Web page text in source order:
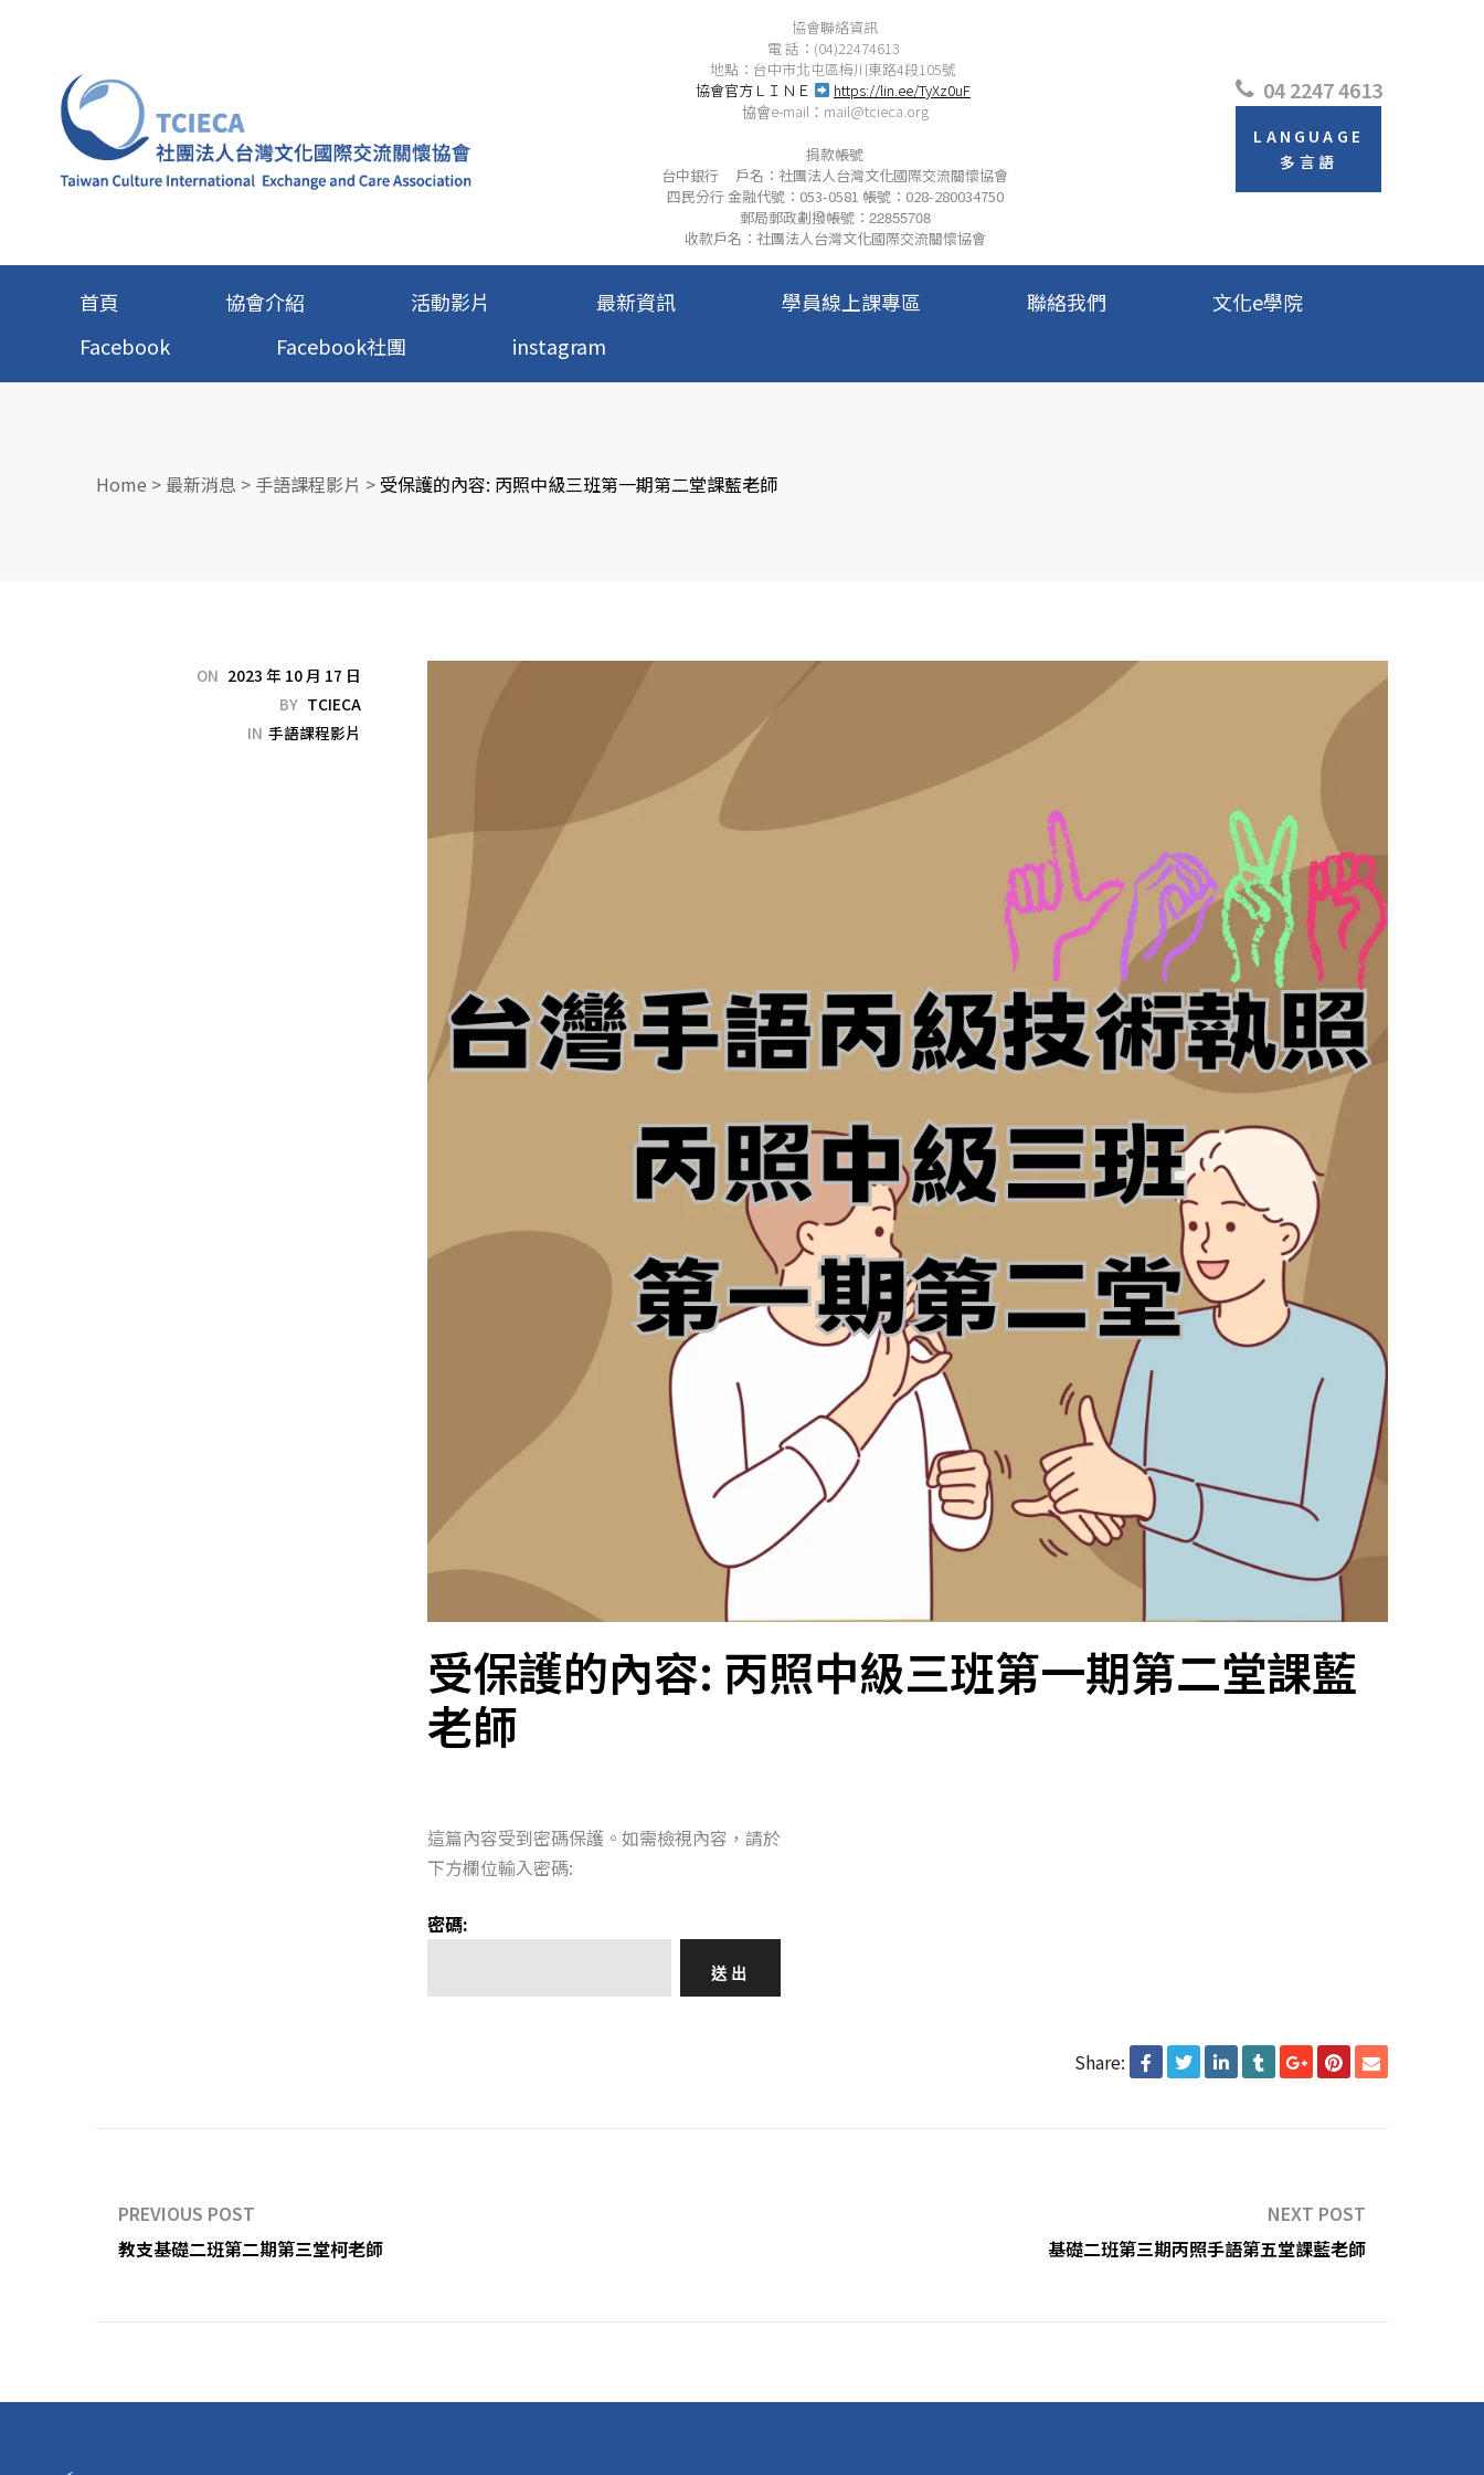
協會聯絡資訊
電 話：(04)22474613
地點：台中市北屯區梅川東路4段105號
協會官方ＬＩＮＥ
https://lin.ee/TyXz0uF
協會e-mail： mail@tcieca.org
捐款帳號
台中銀行 戶名：社團法人台灣文化國際交流關懷協會
四民分行 金融代號：053-0581 帳號：028-280034750
郵局郵政劃撥帳號： 22855708
收款戶名：社團法人台灣文化國際交流關懷協會
04 2247 4613
LANGUAGE
多言語
首頁 協會介紹 活動影片 最新資訊 學員線上課專區 聯絡我們
文化e學院
Facebook
Facebook社團 instagram
Home > 最新消息 > 手語課程影片 > 受保護的內容: 丙照中級三班第一期第二堂課藍老師
ON 2023 年 10 月 17 日
BY TCIECA
IN 手語課程影片
受保護的內容: 丙照中級三班第一期第二堂課藍
老師
這篇內容受到密碼保護。如需檢視內容，請於
下方欄位輸入密碼:
密碼:
Share:
PREVIOUS POST
教支基礎二班第二期第三堂柯老師
NEXT POST
基礎二班第三期丙照手語第五堂課藍老師